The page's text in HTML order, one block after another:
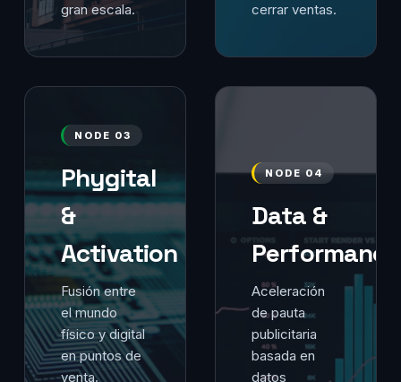
gran escala.
cerrar ventas.
NODE 03
Phygital
&
Activation
Fusión entre
el mundo
físico y digital
en puntos de
venta.
NODE 04
Data &
Performance
Aceleración
de pauta
publicitaria
basada en
datos